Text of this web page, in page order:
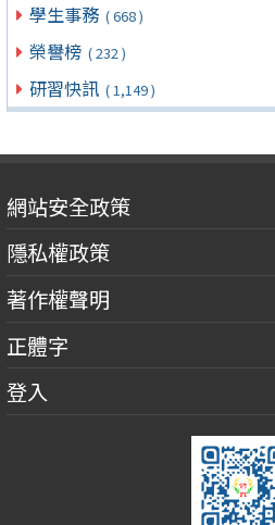
學生事務 ( 668 )
榮譽榜 ( 232 )
研習快訊 ( 1,149 )
網站安全政策
隱私權政策
著作權聲明
正體字
登入